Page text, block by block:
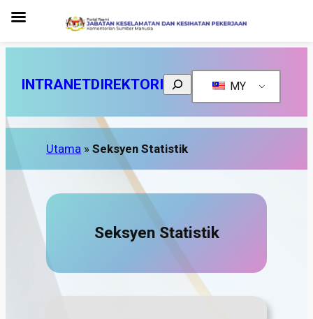
INTRANETDIREKTORI Search MY
Utama »Seksyen Statistik
Seksyen Statistik